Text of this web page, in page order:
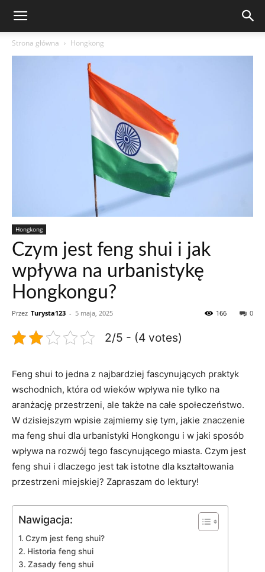
Strona główna Hongkong
Hongkong
Czym jest feng shui i jak
wpływa na urbanistykę
Hongkongu?
Przez Turysta123 - 5 maja, 2025 0
166
2/5 - (4 votes)
Feng shui to jedna z‌ najbardziej fascynujących praktyk
wschodnich, która od wieków wpływa nie tylko na
aranżację przestrzeni,⁢ ale także na⁣ całe społeczeństwo.
W⁣ dzisiejszym ⁣wpisie zajmiemy się tym, jakie znaczenie
ma feng shui dla urbanistyki Hongkongu⁤ i w jaki sposób
wpływa na rozwój tego fascynującego miasta. Czym ⁢jest
feng shui i ⁣dlaczego jest tak istotne dla kształtowania
przestrzeni miejskiej? Zapraszam do lektury!
Nawigacja:
Czym jest feng shui?
Historia feng shui
Zasady feng shui